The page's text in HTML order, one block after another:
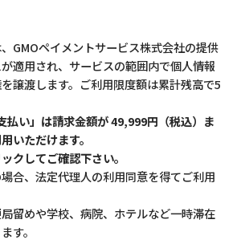
GMOペイメントサービス株式会社の提供
適用され、サービスの範囲内で個人情報
譲渡します。ご利用限度額は累計残高で5
払い」は請求金額が 49,999円（税込）ま
いただけます。
クしてご確認下さい。
合、法定代理人の利用同意を得てご利用
留めや学校、病院、ホテルなど一時滞在
す。